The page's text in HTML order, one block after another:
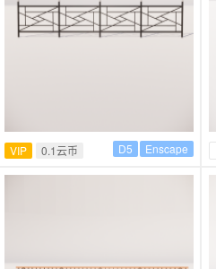
VIP 0.1云币 Enscape
D5